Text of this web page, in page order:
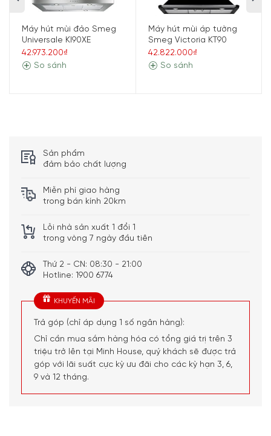
Máy hút mùi đảo Smeg
Universale KI90XE
42.973.200₫
So sánh
Máy hút mùi áp tường
Smeg Victoria KT90
42.822.000₫
So sánh
Sản phẩm
đảm bảo chất lượng
Miễn phí giao hàng
trong bán kính 20km
Lỗi nhà sản xuất 1 đổi 1
trong vòng 7 ngày đầu tiên
Thứ 2 - CN: 08:30 - 21:00
Hotline: 1900 6774
KHUYẾN MÃI
Trả góp (chỉ áp dụng 1 số ngân hàng):
Chỉ cần mua sắm hàng hóa có tổng giá trị trên 3
triệu trở lên tại Minh House, quý khách sẽ được trả
góp với lãi suất cực kỳ ưu đãi cho các kỳ hạn 3, 6,
9 và 12 tháng.